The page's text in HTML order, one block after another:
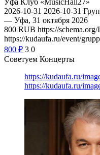
Уфа Клуб «MusicHall27»
2026-10-31 2026-10-31
— Уфа, 31 октября 2026
800 RUB https://
https://kudaufa.ru/event/
800 ₽ 3 0
Советуем Концерты
https://kudaufa.ru/
https://kudaufa.ru/